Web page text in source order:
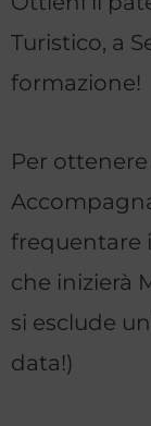
Turistico, a
formazione!
Per
frequentare
che inizierà
si esclude
data!)